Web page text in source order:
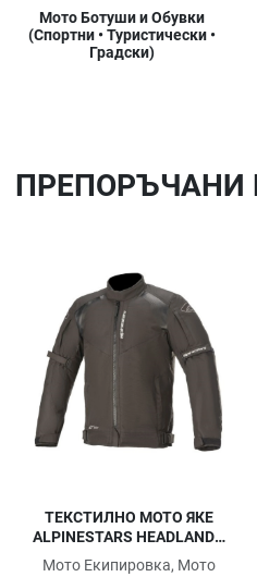
Мото Ботуши и Обувки
(Спортни • Туристически •
Градски)
ПРЕПОРЪЧАНИ
ТЕКСТИЛНО МОТО ЯКЕ
ALPINESTARS HEADLANDS
DRYSTAR BLACK
Мото Екипировка, Мото